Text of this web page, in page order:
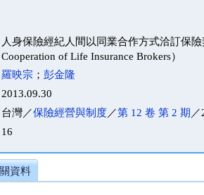
人身保險經紀人間以同業合作方式洽訂保
Cooperation of Life Insurance Brokers）
羅映宗 ； 彭金隆
2013.09.30
台灣／保險經營與制度／第 12 卷 第 2 期
16
資料